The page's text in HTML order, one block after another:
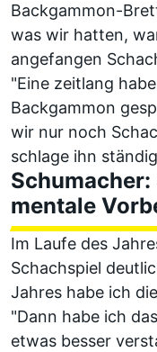
Backgammon-
was wir hatten,
angefangen
"Eine zeitlang
Backgammon
wir nur noch
schlage ihn
mentale
Im Laufe des
Schachspiel
Jahres habe ich
"Dann habe ich
etwas besser